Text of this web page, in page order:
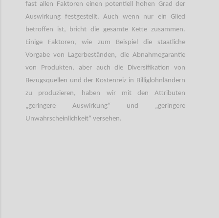
fast allen Faktoren einen potentiell hohen Grad der
Auswirkung festgestellt. Auch wenn nur ein Glied
betroffen ist, bricht die gesamte Kette zusammen.
Einige Faktoren, wie zum Beispiel die staatliche
Vorgabe von Lagerbeständen, die Abnahmegarantie
von Produkten, aber auch die Diversifikation von
Bezugsquellen und der Kostenreiz in Billiglohnländern
zu produzieren, haben wir mit den Attributen
„geringere Auswirkung“ und „geringere
Unwahrscheinlichkeit“ versehen.